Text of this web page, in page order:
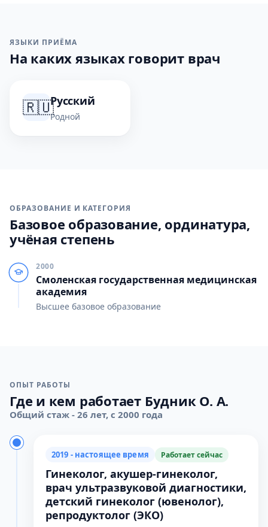
ЯЗЫКИ ПРИЁМА
На каких языках говорит врач
🇷🇺Русский
Родной
ОБРАЗОВАНИЕ И КАТЕГОРИЯ
Базовое образование, ординатура,
учёная степень
2000
Смоленская государственная медицинская
академия
Высшее базовое образование
ОПЫТ РАБОТЫ
Где и кем работает Будник О. А.
Общий стаж - 26 лет, с 2000 года
2019 - настоящее время Работает сейчас
Гинеколог, акушер-гинеколог,
врач ультразвуковой диагностики,
детский гинеколог (ювенолог),
репродуктолог (ЭКО)